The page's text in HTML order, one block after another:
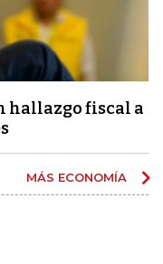
hallazgo fiscal a
MÁS ECONOMÍA